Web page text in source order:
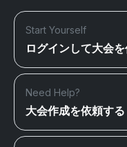
Start Yourself
ログインして大会
Need Help?
大会作成を依頼する